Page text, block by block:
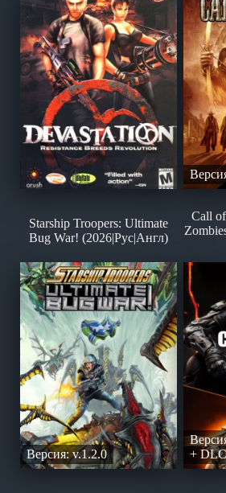
Starship Troopers: Ultimate
Bug War! (2026|Рус|Англ)
Версия: v.1.2.0
Call
+